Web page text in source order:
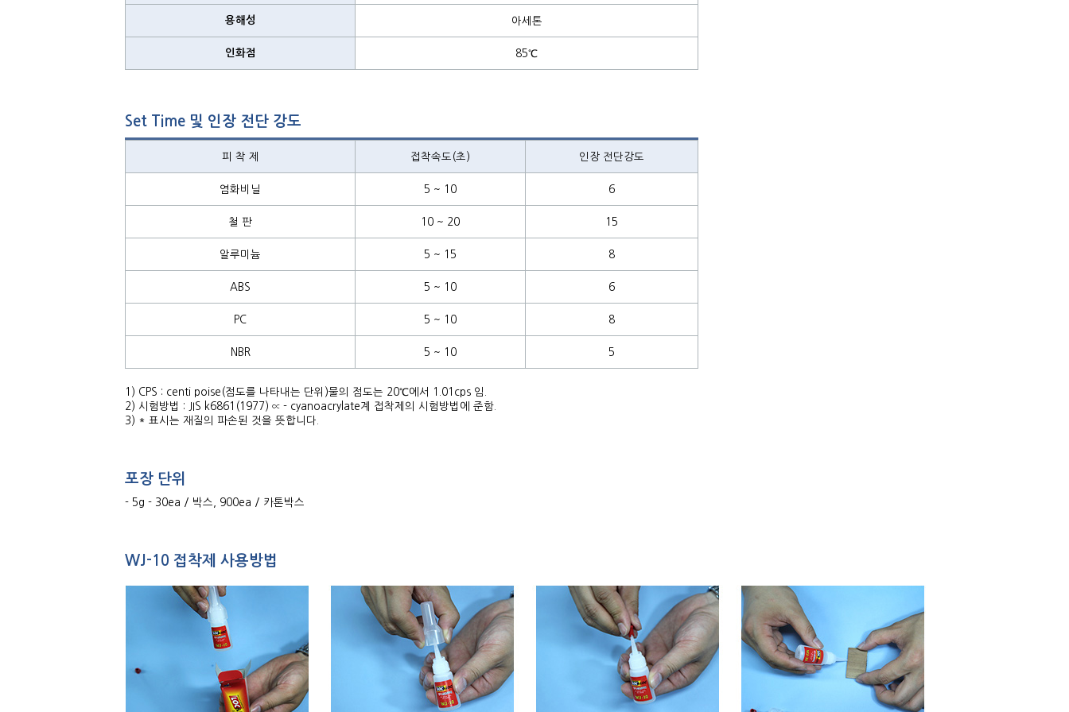
용해성 아세톤
인화점 85℃
Set Time 및 인장 전단 강도
피 착 제 접착속도(초) 인장 전단강도
염화비닐 5 ~ 10 6
철 판 10 ~ 20 15
알루미늄 5 ~ 15 8
ABS 5 ~ 10 6
PC 5 ~ 10 8
NBR 5 ~ 10 5
1) CPS : centi poise(점도를 나타내는 단위)물의 점도는 20℃에서 1.01cps 임.
2) 시험방법 : JIS k6861(1977) ∝ - cyanoacrylate계 접착제의 시험방법에 준함.
3) * 표시는 재질의 파손된 것을 뜻합니다.
포장 단위
- 5g - 30ea / 박스, 900ea / 카톤박스
WJ-10 접착제 사용방법